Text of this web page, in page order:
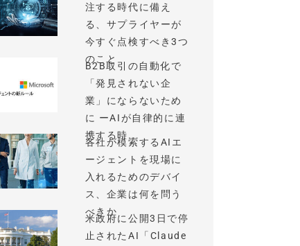
注する時代に備え
る、サプライヤーが
今すぐ点検すべき3つ
のこと
B2B取引の自動化で
「発見されない企
業」にならないため
に ーAIが自律的に連
携する時...
各社が模索するAIエ
ージェントを現場に
入れるためのデバイ
ス、企業は何を問う
べきか
米政府に公開3日で停
止されたAI「Claude